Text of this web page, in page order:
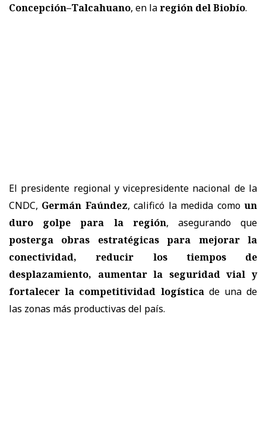
Concepción–Talcahuano, en laregión del Biobío.
El presidente regional y vicepresidente nacional de la
CNDC, Germán Faúndez, calificó la medida comoun
duro golpe para la región, asegurando que
posterga obras estratégicas para mejorar la
conectividad, reducir los tiempos de
desplazamiento, aumentar la seguridad vial y
fortalecer la competitividad logísticade una de
las zonas más productivas del país.